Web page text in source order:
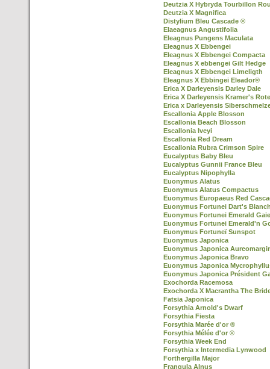
Deutzia X Hybryda Tourbillon
Deutzia X Magnifica
Distylium Bleu Cascade ®
Elaeagnus Angustifolia
Eleagnus Pungens Maculata
Eleagnus X Ebbengei
Eleagnus X Ebbengei Compacta
Eleagnus X ebbengei Gilt Hedge
Eleagnus X Ebbengei Limeligth
Eleagnus X Ebbingei Eleador®
Erica X Darleyensis Darley Dale
Erica X Darleyensis Kramer's Rote
Erica x Darleyensis
Escallonia Apple Blosson
Escallonia Beach Blosson
Escallonia Iveyi
Escallonia Red Dream
Escallonia Rubra Crimson Spire
Eucalyptus Baby Bleu
Eucalyptus Gunnii France Bleu
Eucalyptus Nipophylla
Euonymus Alatus
Euonymus Alatus Compactus
Euonymus Europaeus Red
Euonymus Fortunei Dart's
Euonymus Fortunei Emerald
Euonymus Fortunei Emerald'n
Euonymus Fortuneï Sunspot
Euonymus Japonica
Euonymus Japonica
Euonymus Japonica Bravo
Euonymus Japonica
Euonymus Japonica Président
Exochorda Racemosa
Exochorda X Macrantha The
Fatsia Japonica
Forsythia Arnold's Dwarf
Forsythia Fiesta
Forsythia Marée d'or ®
Forsythia Mélée d'or ®
Forsythia Week End
Forsythia x Intermedia Lynwood
Forthergilla Major
Frangula Alnus